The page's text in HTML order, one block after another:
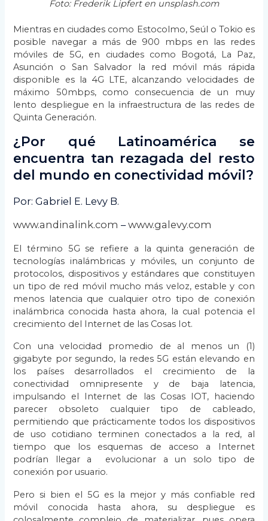
Foto: Frederik Lipfert en unsplash.com
Mientras en ciudades como Estocolmo, Seúl o Tokio es
posible navegar a más de 900 mbps en las redes
móviles de 5G, en ciudades como Bogotá, La Paz,
Asunción o San Salvador la red móvil más rápida
disponible es la 4G LTE, alcanzando velocidades de
máximo 50mbps, como consecuencia de un muy
lento despliegue en la infraestructura de las redes de
Quinta Generación.
¿Por qué Latinoamérica se
encuentra tan rezagada del resto
del mundo en conectividad móvil?
Por: Gabriel E. Levy B.
www.andinalink.com –www.galevy.com
El término 5G se refiere a la quinta generación de
tecnologías inalámbricas y móviles, un conjunto de
protocolos, dispositivos y estándares que constituyen
un tipo de red móvil mucho más veloz, estable y con
menos latencia que cualquier otro tipo de conexión
inalámbrica conocida hasta ahora, la cual potencia el
crecimiento del Internet de las Cosas Iot.
Con una velocidad promedio de al menos un (1)
gigabyte por segundo, la redes 5G están elevando en
los países desarrollados el crecimiento de la
conectividad omnipresente y de baja latencia,
impulsando el Internet de las Cosas IOT, haciendo
parecer obsoleto cualquier tipo de cableado,
permitiendo que prácticamente todos los dispositivos
de uso cotidiano terminen conectados a la red, al
tiempo que los esquemas de acceso a Internet
podrían llegar a evolucionar a un solo tipo de
conexión por usuario.
Pero si bien el 5G es la mejor y más confiable red
móvil conocida hasta ahora, su despliegue es